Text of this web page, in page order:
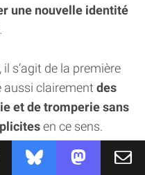
une nouvelle identité
s’agit de la première
aussi clairement des
et de tromperie sans
en ce sens.
humains ont empêché